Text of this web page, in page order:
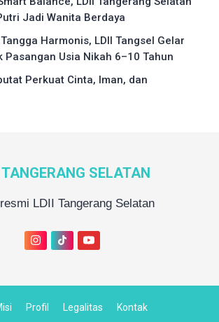
Jadi Wanita Berdaya
Harmonis, LDII Tangsel Gelar
Pasangan Usia Nikah 6–10 Tahun
Perkuat Cinta, Iman, dan
SELATAN
LDII Tangerang Selatan
Profil Legalitas Kontak